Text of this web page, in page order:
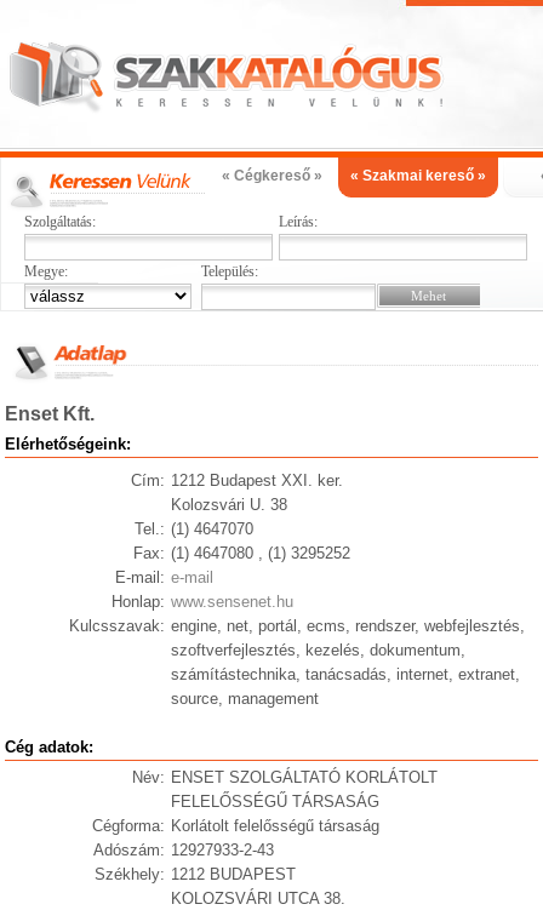
« Cégkereső » « Szakmai kereső »
Szolgáltatás: Leírás:
Megye: Település:
Enset Kft.
Elérhetőségeink:
Cím: 1212 Budapest XXI. ker.
Kolozsvári U. 38
Tel.: (1) 4647070
Fax: (1) 4647080 , (1) 3295252
E-mail: e-mail
Honlap: www.sensenet.hu
Kulcsszavak: engine, net, portál, ecms, rendszer, webfejlesztés,
szoftverfejlesztés, kezelés, dokumentum,
számítástechnika, tanácsadás, internet, extranet,
source, management
Cég adatok:
Név: ENSET SZOLGÁLTATÓ KORLÁTOLT
FELELŐSSÉGŰ TÁRSASÁG
Cégforma: Korlátolt felelősségű társaság
Adószám: 12927933-2-43
Székhely: 1212 BUDAPEST
KOLOZSVÁRI UTCA 38.